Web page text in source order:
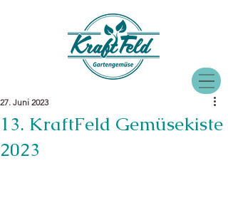
13. KraftFeld Gemüsekiste
2023
27. Juni 2023